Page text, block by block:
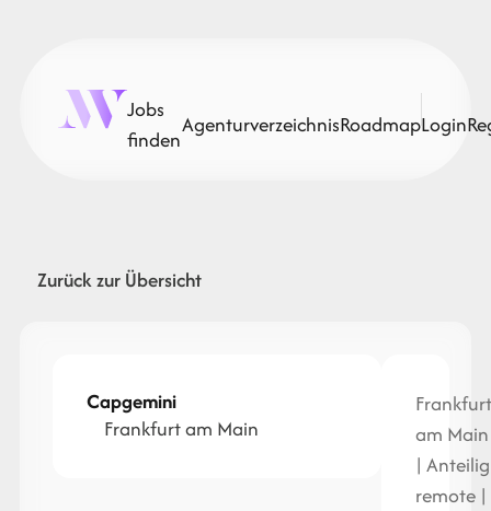
Jobs
finden
AgenturverzeichnisRoadmapLogin
Zurück zur Übersicht
Capgemini
Frankfurt am Main
am Main
| Anteilig
remote |